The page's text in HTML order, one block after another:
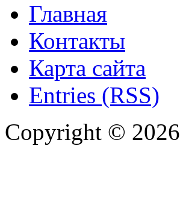
Главная
Контакты
Карта сайта
Entries (RSS)
Copyright © 2026